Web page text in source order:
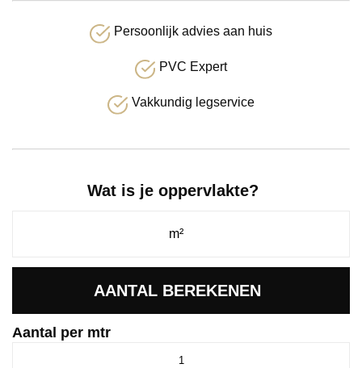
Persoonlijk advies aan huis
PVC Expert
Vakkundig legservice
Wat is je oppervlakte?
AANTAL BEREKENEN
Aantal per mtr